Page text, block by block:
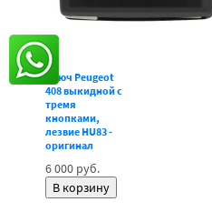
Ключ Peugeot
408 выкидной с
тремя
кнопками,
лезвие HU83 -
оригинал
6 000 руб.